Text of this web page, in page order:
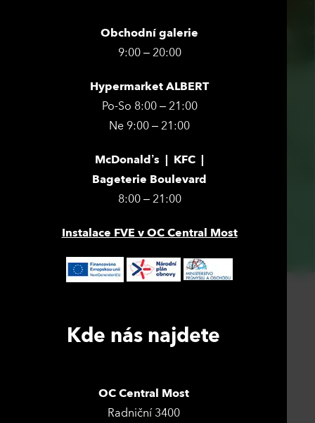
Obchodní galerie
9:00 – 20:00
Hypermarket ALBERT
Po-So 8:00 – 21:00
Ne 9:00 – 21:00
McDonald’s | KFC |
Bageterie Boulevard
8:00 – 21:00
Instalace FVE v OC Central Most
Kde nás najdete
OC Central Most
Radniční 3400